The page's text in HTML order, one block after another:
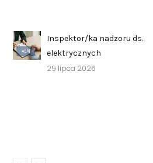
AI
Inspektor/ka nadzoru ds.
elektrycznych
29 lipca 2026